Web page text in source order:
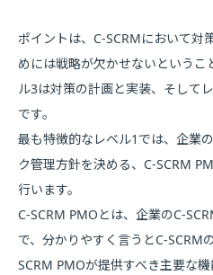
ポイントは、C-SCRMにおいて対
めには戦略が欠かせないという
ル3は対策の計画と実装、そして
です。
最も特徴的なレベル1では、企業
ク管理方針を決める、C-SCRM
行います。
C-SCRM PMOとは、企業のC-
で、分かりやすく言うとC-SCRM
SCRM PMOが提供すべき主要な